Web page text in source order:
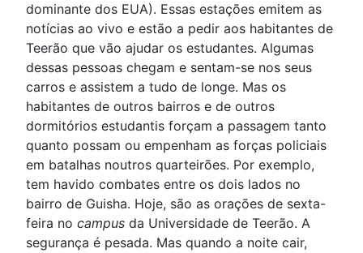
dominante dos EUA). Essas estações emitem as
notícias ao vivo e estão a pedir aos habitantes de
Teerão que vão ajudar os estudantes. Algumas
dessas pessoas chegam e sentam-se nos seus
carros e assistem a tudo de longe. Mas os
habitantes de outros bairros e de outros
dormitórios estudantis forçam a passagem tanto
quanto possam ou empenham as forças policiais
em batalhas noutros quarteirões. Por exemplo,
tem havido combates entre os dois lados no
bairro de Guisha. Hoje, são as orações de sexta-
feira no campus da Universidade de Teerão. A
segurança é pesada. Mas quando a noite cair,